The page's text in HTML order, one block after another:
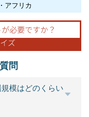
アフリカ
問
模はどのくらい